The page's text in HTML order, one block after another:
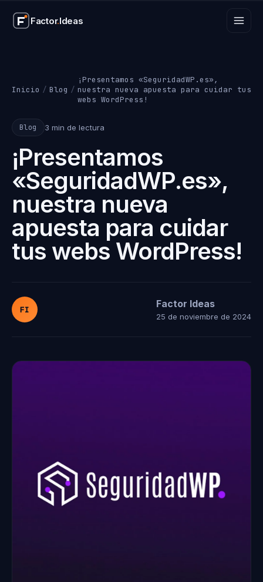
Factor.Ideas
Factor.Ideas
Inicio / Blog /
¡Presentamos «SeguridadWP.es»,
nuestra nueva apuesta para cuidar tus
webs WordPress!
Blog 3 min de lectura
¡Presentamos
«SeguridadWP.es»,
nuestra nueva
apuesta para cuidar
tus webs WordPress!
FI Factor Ideas
25 de noviembre de 2024